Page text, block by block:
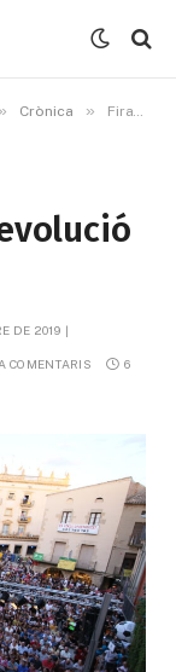
» Crònica » FiraTàrrega 2019, la revolució tranquil·la
DE 2019
COMENTARIS
6